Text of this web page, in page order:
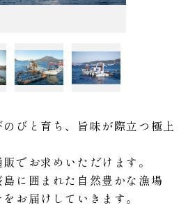
びと育ち、旨味が際立つ極上
でお求めいただけます。
に囲まれた自然豊かな漁場
お届けしていきます。